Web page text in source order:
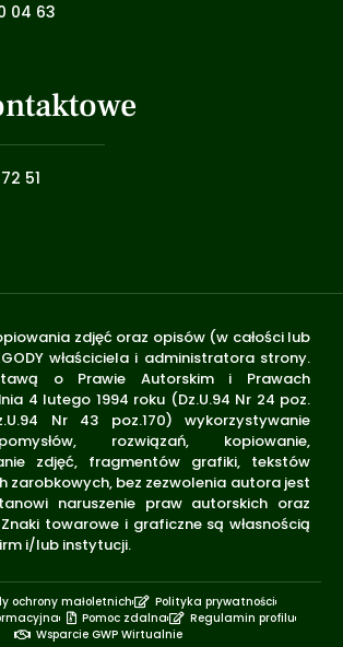
04 63
51
zdjęć oraz opisów (w całości lub
właściciela i administratora strony.
o Prawie Autorskim i Prawach
4 lutego 1994 roku (Dz.U.94 Nr 24 poz.
Nr 43 poz.170) wykorzystywanie
rozwiązań, kopiowanie,
zdjęć, fragmentów grafiki, tekstów
zarobkowych, bez zezwolenia autora jest
naruszenie praw autorskich oraz
towarowe i graficzne są własnością
i/lub instytucji.
ochrony małoletnich
Polityka prywatności
Pomoc zdalna
Regulamin profilu
Wsparcie GWP Wirtualnie